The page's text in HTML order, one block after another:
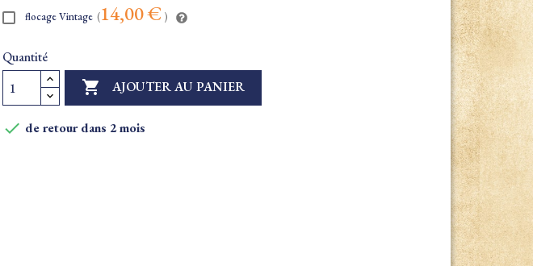
flocage Vintage (14,00 € )
Quantité
 AJOUTER AU PANIER
 de retour dans 2 mois